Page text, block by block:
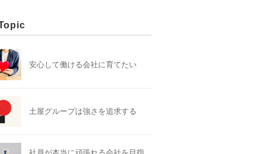
安心して働ける会社に育てたい
土屋グループは強さを追求する